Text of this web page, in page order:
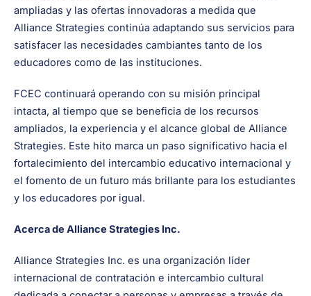
ampliadas y las ofertas innovadoras a medida que
Alliance Strategies continúa adaptando sus servicios para
satisfacer las necesidades cambiantes tanto de los
educadores como de las instituciones.
FCEC continuará operando con su misión principal
intacta, al tiempo que se beneficia de los recursos
ampliados, la experiencia y el alcance global de Alliance
Strategies. Este hito marca un paso significativo hacia el
fortalecimiento del intercambio educativo internacional y
el fomento de un futuro más brillante para los estudiantes
y los educadores por igual.
Acerca de Alliance Strategies Inc.
Alliance Strategies Inc. es una organización líder
internacional de contratación e intercambio cultural